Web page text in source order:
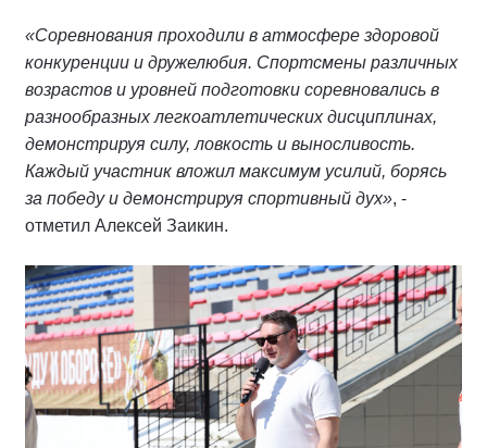
«Соревнования проходили в атмосфере здоровой
конкуренции и дружелюбия. Спортсмены различных
возрастов и уровней подготовки соревновались в
разнообразных легкоатлетических дисциплинах,
демонстрируя силу, ловкость и выносливость.
Каждый участник вложил максимум усилий, борясь
за победу и демонстрируя спортивный дух», -
отметил Алексей Заикин.